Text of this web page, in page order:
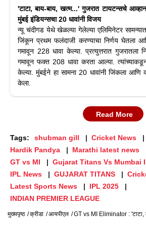
'टाटा, बाय-बाय, खत्म...' गुजरात टायटन्सचे
मुंबई इंडियन्सचा 20 धावांनी विजय
न्यू चंदीगड येथे खेळल्या गेलेल्या एलिमिनेटर
जिंकून प्रथम फलंदाजी करण्याचा निर्णय घेतला
गमावून 228 धावा केल्या. प्रत्युत्तरात गुजरातला
गमावून फक्त 208 धावा करता आल्या.
केल्या. मुंबईने हा सामना 20 धावांनी जिंकला आणि
केला.
Read More
Tags: shubman gill Cricket News
Hardik Pandya
Marathi latest news
GT vs MI
Gujarat Titans Vs Mumbai
IPL News
GUJARAT TITANS
Latest Sports News
IPL 2025
INDIAN PREMIER LEAGUE
मुख्यपृष्ठ क्रीडा आयपीएल GT vs MI Eliminator : 'टाटा,